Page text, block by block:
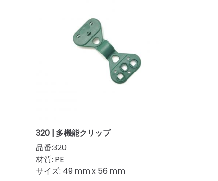
320 | 多機能クリップ
品番:320
材質: PE
サイズ: 49 mm x 56 mm